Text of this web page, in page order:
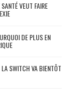
VEUT FAIRE
DE PLUS EN
SWITCH VA BIENTÔT